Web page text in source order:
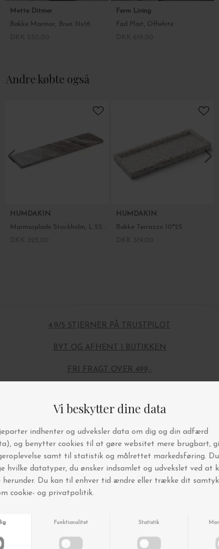
Mette Ditmer
Bakke Marmor, Brun 31x16
Ferm Living
Fad Plait, Offwhite
Andre købte også
HUMDAKIN
Marmorplade Stockholm, L:55*14
HUMDAKIN
Bakke Terrazzo 10*25
4.9/5 STJERNER PÅ TRUSTPILOT
BYT OG AFHENT I BUTIKKEN
FRI FRAGT OVER 499,-
Andre købte også